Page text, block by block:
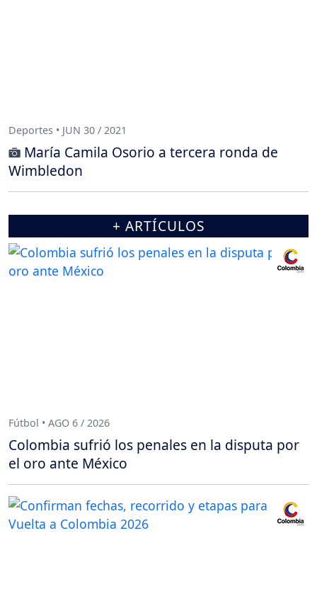
Deportes • JUN 30 / 2021
María Camila Osorio a tercera ronda de
Wimbledon
+ ARTÍCULOS
Fútbol • AGO 6 / 2026
Colombia sufrió los penales en la disputa por
el oro ante México